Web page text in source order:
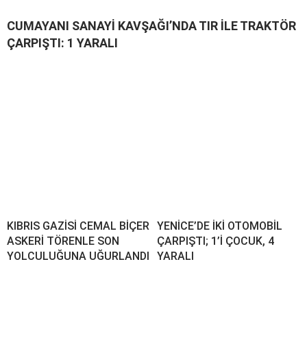
CUMAYANI SANAYİ KAVŞAĞI’NDA TIR İLE TRAKTÖR
ÇARPIŞTI: 1 YARALI
KIBRIS GAZİSİ CEMAL BİÇER
ASKERİ TÖRENLE SON
YOLCULUĞUNA UĞURLANDI
YENİCE’DE İKİ OTOMOBİL
ÇARPIŞTI; 1’İ ÇOCUK, 4
YARALI